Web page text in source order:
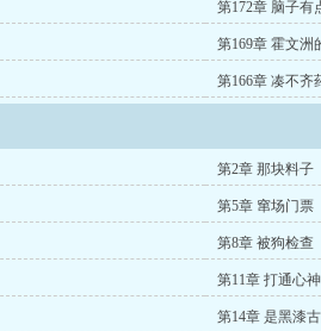
第172章 脑子有
第169章 霍文洲
第166章 凑不齐
第2章 那块料子
第5章 窜场门票
第8章 被狗检查
第11章 打通心神
第14章 是黑漆古